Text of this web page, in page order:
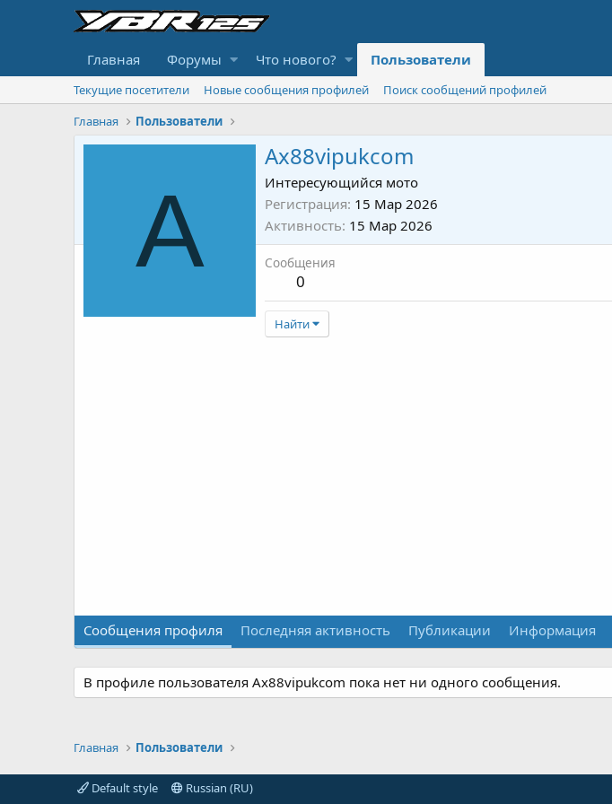
Главная Форумы Что нового? Пользователи
Текущие посетители Новые сообщения профилей
Поиск сообщений профилей
Главная
Пользователи
A
Ax88vipukcom
Интересующийся мото
Регистрация 15 Мар 2026
Активность 15 Мар 2026
Сообщения
0
Найти
Сообщения профиля Последняя активность Публикации Информация
В профиле пользователя Ax88vipukcom пока нет ни одного сообщения.
Главная Пользователи
Default style Russian (RU)